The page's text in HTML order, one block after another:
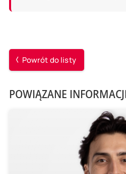
Powrót do listy
POWIĄZANE